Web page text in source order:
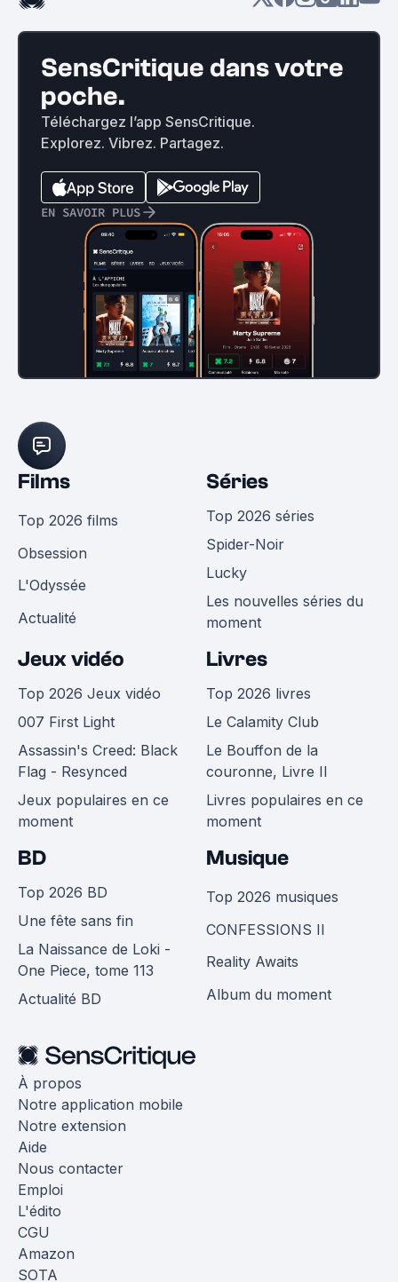
SensCritique dans votre
poche.
Téléchargez l’app SensCritique.
Explorez. Vibrez. Partagez.
EN SAVOIR PLUS
Films
Top 2026 films
Obsession
L'Odyssée
Actualité
Séries
Top 2026 séries
Spider-Noir
Lucky
Les nouvelles séries du
moment
Jeux vidéo
Top 2026 Jeux vidéo
007 First Light
Assassin's Creed: Black
Flag - Resynced
Jeux populaires en ce
moment
Livres
Top 2026 livres
Le Calamity Club
Le Bouffon de la
couronne, Livre II
Livres populaires en ce
moment
BD
Top 2026 BD
Une fête sans fin
La Naissance de Loki -
One Piece, tome 113
Actualité BD
Musique
Top 2026 musiques
CONFESSIONS II
Reality Awaits
Album du moment
À propos
Notre application mobile
Notre extension
Aide
Nous contacter
Emploi
L'édito
CGU
Amazon
SOTA